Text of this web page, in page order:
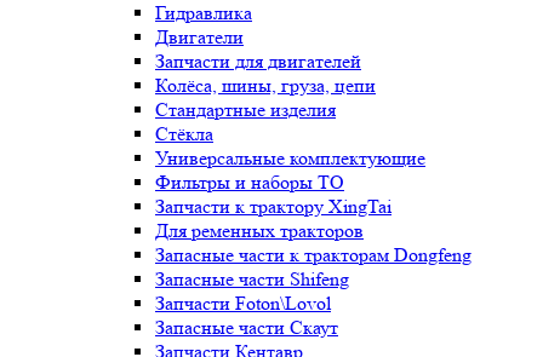
Гидравлика
Двигатели
Запчасти для двигателей
Колёса, шины, груза, цепи
Стандартные изделия
Стёкла
Универсальные комплектующие
Фильтры и наборы ТО
Запчасти к трактору XingTai
Для ременных тракторов
Запасные части к тракторам Dongfeng
Запасные части Shifeng
Запчасти Foton\Lovol
Запасные части Скаут
Запчасти Кентавр